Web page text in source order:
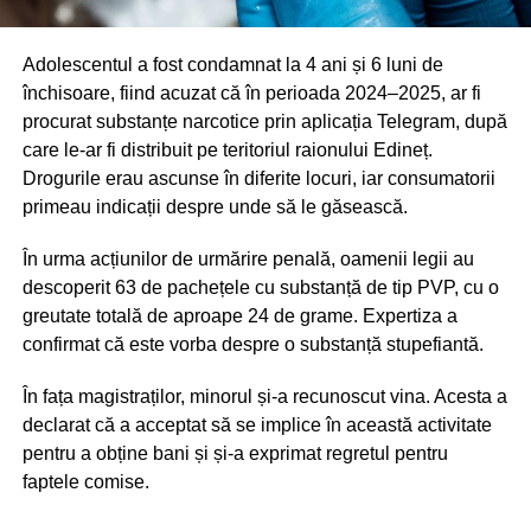
Adolescentul a fost condamnat la 4 ani și 6 luni de
închisoare, fiind acuzat că în perioada 2024–2025, ar fi
procurat substanțe narcotice prin aplicația Telegram, după
care le-ar fi distribuit pe teritoriul raionului Edineț.
Drogurile erau ascunse în diferite locuri, iar consumatorii
primeau indicații despre unde să le găsească.
În urma acțiunilor de urmărire penală, oamenii legii au
descoperit 63 de pachețele cu substanță de tip PVP, cu o
greutate totală de aproape 24 de grame. Expertiza a
confirmat că este vorba despre o substanță stupefiantă.
În fața magistraților, minorul și-a recunoscut vina. Acesta a
declarat că a acceptat să se implice în această activitate
pentru a obține bani și și-a exprimat regretul pentru
faptele comise.